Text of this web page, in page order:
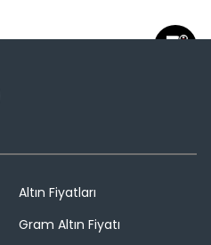
Altın Fiyatları
Gram Altın Fiyatı